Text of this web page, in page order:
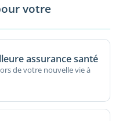
votre
assurance santé
de votre nouvelle vie à